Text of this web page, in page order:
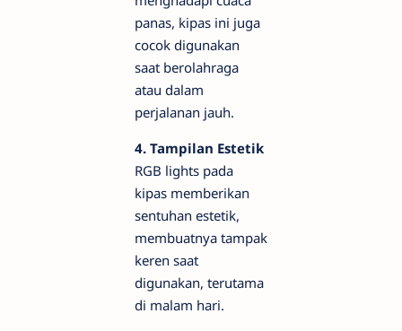
panas, kipas ini juga
cocok digunakan
saat berolahraga
atau dalam
perjalanan jauh.
4. Tampilan Estetik
RGB lights pada
kipas memberikan
sentuhan estetik,
membuatnya tampak
keren saat
digunakan, terutama
di malam hari.